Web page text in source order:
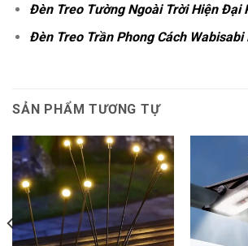
Đèn Treo Tường Ngoài Trời Hiện Đại
Đèn Treo Trần Phong Cách
SẢN PHẨM TƯƠNG TỰ